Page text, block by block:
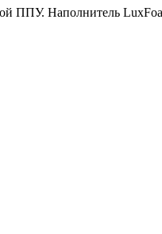
ППУ. Наполнитель